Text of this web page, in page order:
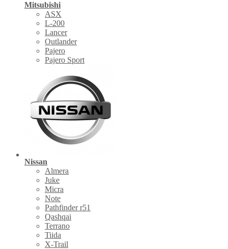
Mitsubishi
ASX
L-200
Lancer
Outlander
Pajero
Pajero Sport
Nissan
Almera
Juke
Micra
Note
Pathfinder r51
Qashqai
Terrano
Tiida
X-Trail